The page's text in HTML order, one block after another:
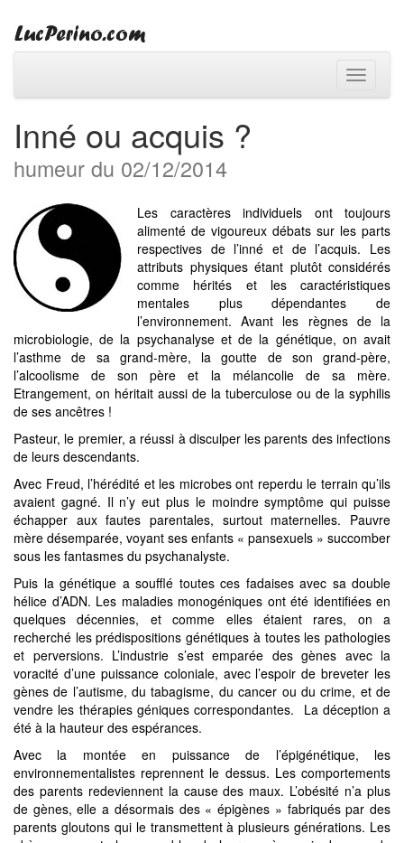
Toggle
Inné ou acquis ?
humeur du 02/12/2014
Les caractères individuels ont toujours
alimenté de vigoureux débats sur les parts
respectives de l’inné et de l’acquis. Les
attributs physiques étant plutôt considérés
comme hérités et les caractéristiques
mentales plus dépendantes de
l’environnement. Avant les règnes de la
microbiologie, de la psychanalyse et de la génétique, on avait
l’asthme de sa grand-mère, la goutte de son grand-père,
l’alcoolisme de son père et la mélancolie de sa mère.
Etrangement, on héritait aussi de la tuberculose ou de la syphilis
de ses ancêtres !
Pasteur, le premier, a réussi à disculper les parents des infections
de leurs descendants.
Avec Freud, l’hérédité et les microbes ont reperdu le terrain qu’ils
avaient gagné. Il n’y eut plus le moindre symptôme qui puisse
échapper aux fautes parentales, surtout maternelles. Pauvre
mère désemparée, voyant ses enfants « pansexuels » succomber
sous les fantasmes du psychanalyste.
Puis la génétique a soufflé toutes ces fadaises avec sa double
hélice d’ADN. Les maladies monogéniques ont été identifiées en
quelques décennies, et comme elles étaient rares, on a
recherché les prédispositions génétiques à toutes les pathologies
et perversions. L’industrie s’est emparée des gènes avec la
voracité d’une puissance coloniale, avec l’espoir de breveter les
gènes de l’autisme, du tabagisme, du cancer ou du crime, et de
vendre les thérapies géniques correspondantes. La déception a
été à la hauteur des espérances.
Avec la montée en puissance de l’épigénétique, les
environnementalistes reprennent le dessus. Les comportements
des parents redeviennent la cause des maux. L’obésité n’a plus
de gènes, elle a désormais des « épigènes » fabriqués par des
parents gloutons qui le transmettent à plusieurs générations. Les